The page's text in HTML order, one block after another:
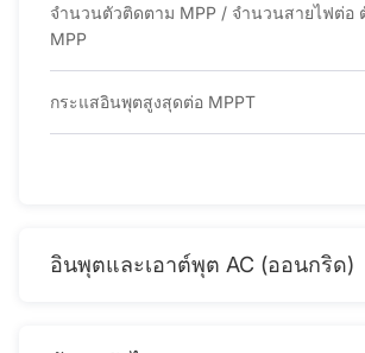
จํานวนตัวติดตาม MPP / จํานวนสายไฟต่อ
MPP
กระแสอินพุตสูงสุดต่อ MPPT
อินพุตและเอาต์พุต AC (ออนกริด)